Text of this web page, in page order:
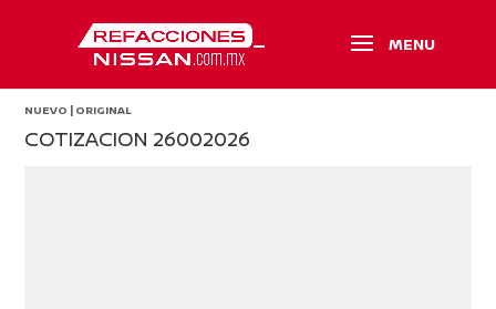
NUEVO | ORIGINAL
COTIZACION 26002026